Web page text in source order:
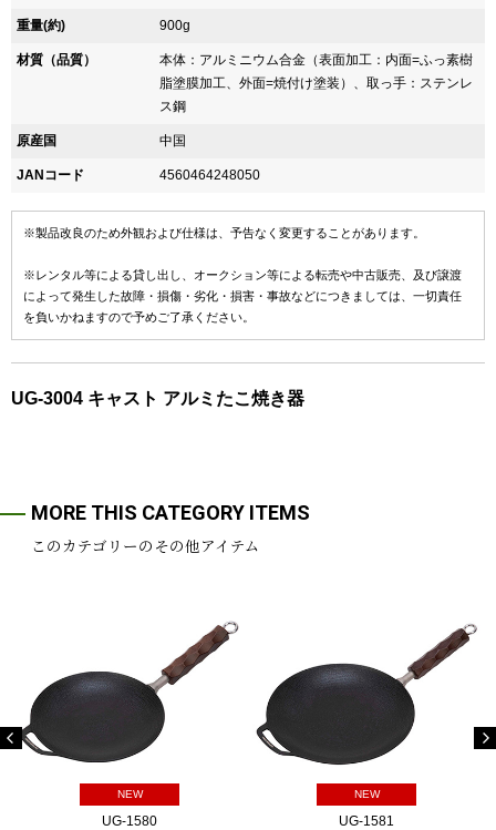
重量(約) 900g
材質（品質）
本体：アルミニウム合金（表面加工：内面=ふっ素樹
脂塗膜加工、外面=焼付け塗装）、取っ手：ステンレ
ス鋼
原産国 中国
JANコード 4560464248050
※製品改良のため外観および仕様は、予告なく変更することがあります。
※レンタル等による貸し出し、オークション等による転売や中古販売、及び譲渡
によって発生した故障・損傷・劣化・損害・事故などにつきましては、一切責任
を負いかねますので予めご了承ください。
UG-3004 キャスト アルミたこ焼き器
MORE THIS CATEGORY ITEMS
このカテゴリーのその他アイテム
NEW
UG-1580
NEW
UG-1581